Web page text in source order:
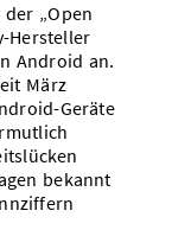
„Open
Hersteller
Android an.
März
Geräte
bekannt